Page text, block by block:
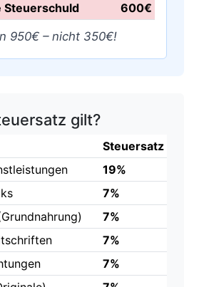
Steuerschuld
600€
950€ – nicht 350€!
gilt?
Steuersatz
19%
7%
7%
7%
7%